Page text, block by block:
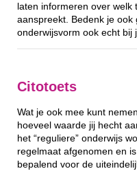
laten informeren over welk
aanspreekt. Bedenk je
onderwijsvorm ook echt bij
Citotoets
Wat je ook mee kunt
hoeveel waarde jij hecht
het “reguliere” onderwijs
regelmaat afgenomen en
bepalend voor de